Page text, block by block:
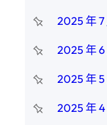
2025 年 7
2025 年 6
2025 年 5
2025 年 4